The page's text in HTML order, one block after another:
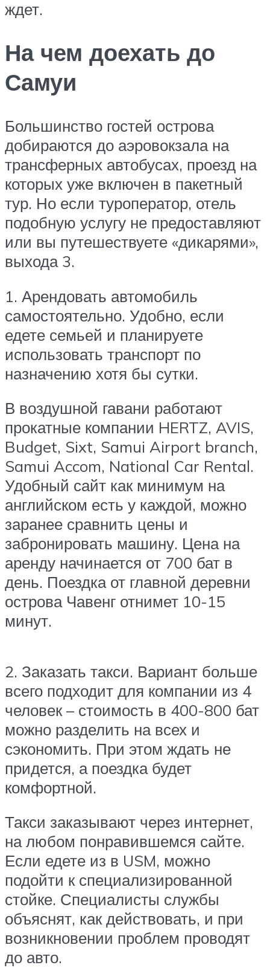
ждет.
На чем доехать до
Самуи
Большинство гостей острова
добираются до аэровокзала на
трансферных автобусах, проезд на
которых уже включен в пакетный
тур. Но если туроператор, отель
подобную услугу не предоставляют
или вы путешествуете «дикарями»,
выхода 3.
1. Арендовать автомобиль
самостоятельно. Удобно, если
едете семьей и планируете
использовать транспорт по
назначению хотя бы сутки.
В воздушной гавани работают
прокатные компании HERTZ, AVIS,
Budget, Sixt, Samui Airport branch,
Samui Accom, National Car Rental.
Удобный сайт как минимум на
английском есть у каждой, можно
заранее сравнить цены и
забронировать машину. Цена на
аренду начинается от 700 бат в
день. Поездка от главной деревни
острова Чавенг отнимет 10-15
минут.
2. Заказать такси. Вариант больше
всего подходит для компании из 4
человек – стоимость в 400-800 бат
можно разделить на всех и
сэкономить. При этом ждать не
придется, а поездка будет
комфортной.
Такси заказывают через интернет,
на любом понравившемся сайте.
Если едете из в USM, можно
подойти к специализированной
стойке. Специалисты службы
объяснят, как действовать, и при
возникновении проблем проводят
до авто.